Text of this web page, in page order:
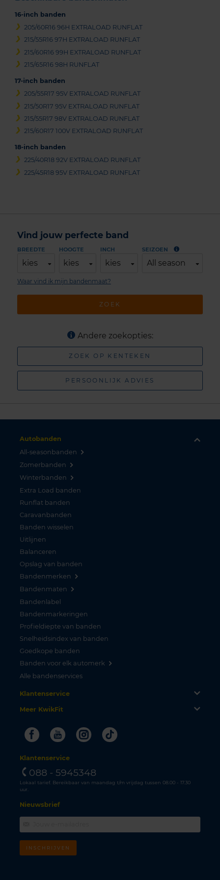
16-inch banden
205/60R16 96H EXTRALOAD RUNFLAT
215/55R16 97H EXTRALOAD RUNFLAT
215/60R16 99H EXTRALOAD RUNFLAT
215/65R16 98H RUNFLAT
17-inch banden
205/55R17 95V EXTRALOAD RUNFLAT
215/50R17 95V EXTRALOAD RUNFLAT
215/55R17 98V EXTRALOAD RUNFLAT
215/60R17 100V EXTRALOAD RUNFLAT
18-inch banden
225/40R18 92V EXTRALOAD RUNFLAT
225/45R18 95V EXTRALOAD RUNFLAT
Vind jouw perfecte band
BREEDTE
kies
HOOGTE
kies
INCH
kies
SEIZOEN
All season
ZOEK
Waar vind ik mijn bandenmaat?
Andere zoekopties:
ZOEK OP KENTEKEN
PERSOONLIJK ADVIES
Autobanden
All-seasonbanden
Zomerbanden
Winterbanden
Extra Load banden
Runflat banden
Caravanbanden
Banden wisselen
Uitlijnen
Balanceren
Opslag van banden
Bandenmerken
Bandenmaten
Bandenlabel
Bandenmarkeringen
Profieldiepte van banden
Snelheidsindex van banden
Goedkope banden
Banden voor elk automerk
Alle bandenservices
Klantenservice
Meer KwikFit
FacebookYoutubeInstagram
Tiktok
Klantenservice
088 - 5945348
Lokaal tarief. Bereikbaar van maandag t/m vrijdag tussen 08.00 - 17.30
uur.
Nieuwsbrief
INSCHRIJVEN